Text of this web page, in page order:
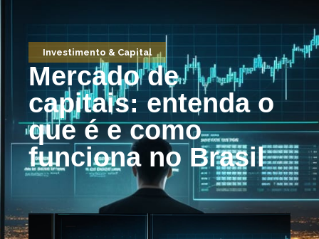
Investimento & Capital
Mercado de
capitais: entenda o
que é e como
funciona no Brasil